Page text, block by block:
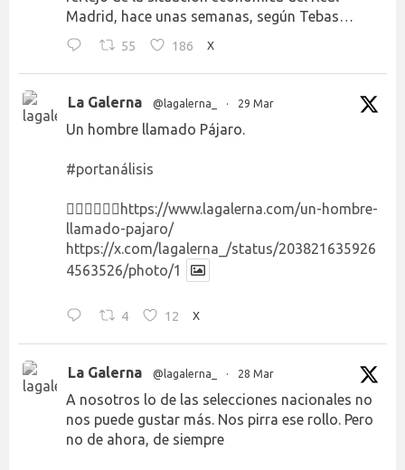
Madrid, hace unas semanas, según Tebas…
55 186 X
La Galerna @lagalerna_ · 29 Mar
Un hombre llamado Pájaro.
#portanálisis
👉🏻👉🏻👉🏻 https://www.lagalerna.com/un-hombre-
llamado-pajaro/
https://x.com/lagalerna_/status/203821635926
4563526/photo/1
4 12 X
La Galerna @lagalerna_ · 28 Mar
A nosotros lo de las selecciones nacionales no
nos puede gustar más. Nos pirra ese rollo. Pero
no de ahora, de siempre